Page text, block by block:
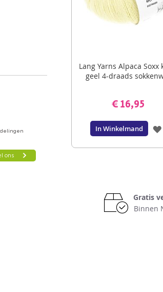
Lang Yarns Alpaca Soxx
geel 4-draads
€ 16,95
In Winkelmand
Gratis
Binnen